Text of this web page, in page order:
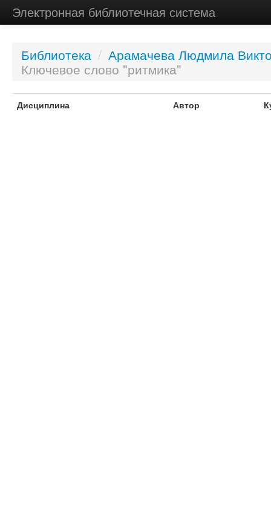
Электронная библиотечная система
Библиотека / Арамачева Людмила
Ключевое слово "ритмика"
Дисциплина Автор